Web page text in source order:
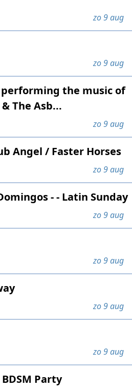
zo 9 aug
zo 9 aug
performing the music of
The Asb...
zo 9 aug
Angel / Faster Horses
zo 9 aug
- - Latin Sunday
zo 9 aug
zo 9 aug
zo 9 aug
zo 9 aug
Party